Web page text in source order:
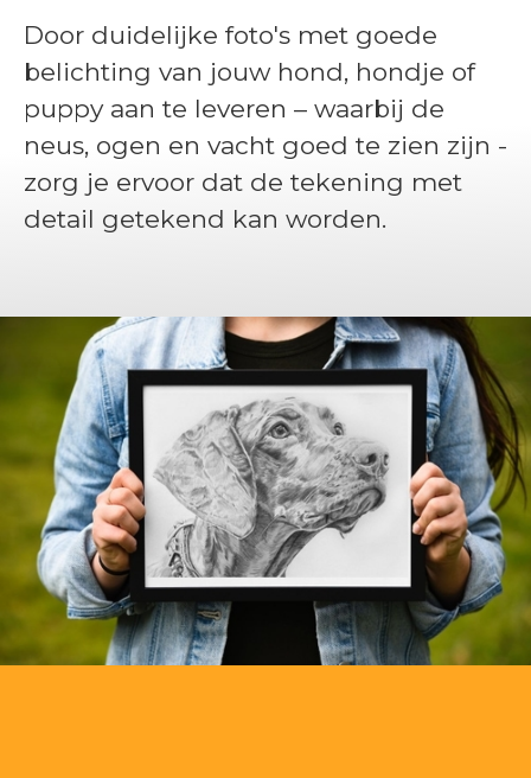
Door duidelijke foto's met goede
belichting van jouw hond, hondje of
puppy aan te leveren – waarbij de
neus, ogen en vacht goed te zien zijn -
zorg je ervoor dat de tekening met
detail getekend kan worden.